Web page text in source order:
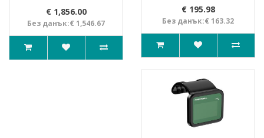
€ 1,856.00
Без данък:€ 1,546.67
€ 195.98
Без данък:€ 163.32